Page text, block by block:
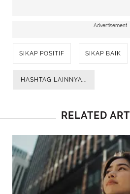
Advertisement
SIKAP POSITIF SIKAP BAIK
HASHTAG LAINNYA...
RELATED